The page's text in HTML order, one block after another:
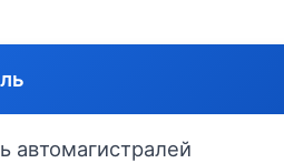
автомагистралей